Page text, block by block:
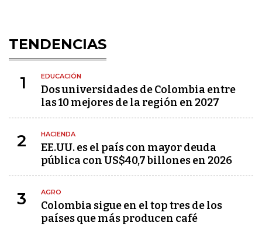
TENDENCIAS
1 EDUCACIÓN
Dos universidades de Colombia entre
las 10 mejores de la región en 2027
2 HACIENDA
EE.UU. es el país con mayor deuda
pública con US$40,7 billones en 2026
3 AGRO
Colombia sigue en el top tres de los
países que más producen café